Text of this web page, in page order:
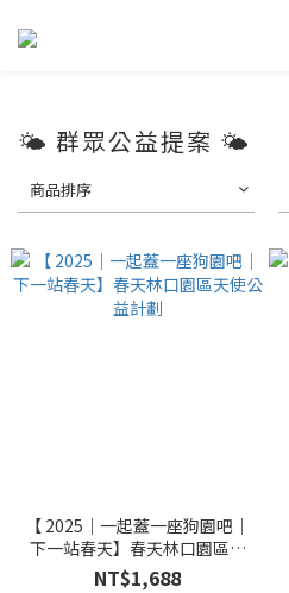
🌤️ 群眾公益提案 🌤️
商品排序
【 2025｜一起蓋一座狗園吧｜
下一站春天】春天林口園區天
使公益計劃
NT$1,688